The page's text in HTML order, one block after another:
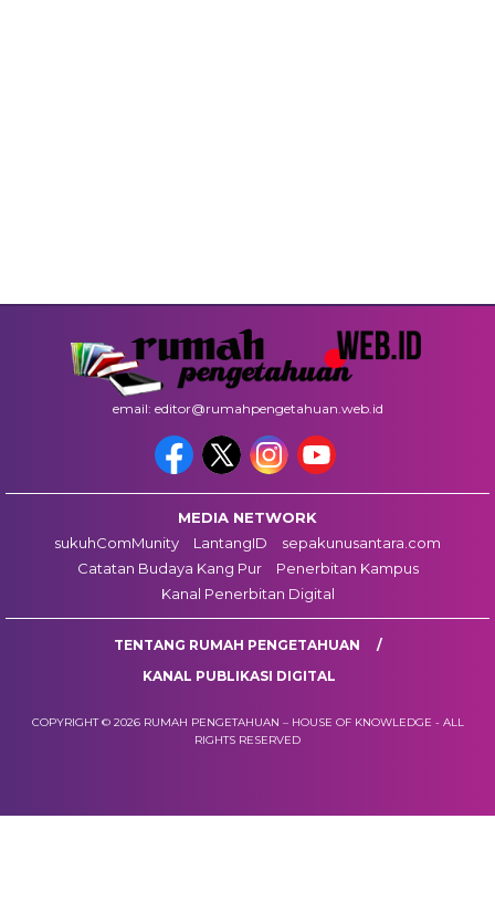
email: editor@rumahpengetahuan.web.id
MEDIA NETWORK
sukuhComMunity
LantangID
sepakunusantara.com
Catatan Budaya Kang Pur
Penerbitan Kampus
Kanal Penerbitan Digital
TENTANG RUMAH PENGETAHUAN
KANAL PUBLIKASI DIGITAL
COPYRIGHT © 2026 RUMAH PENGETAHUAN – HOUSE OF KNOWLEDGE - ALL
RIGHTS RESERVED